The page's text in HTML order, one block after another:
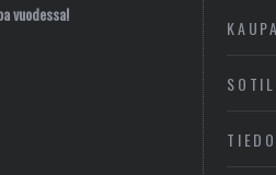
vuodessa!